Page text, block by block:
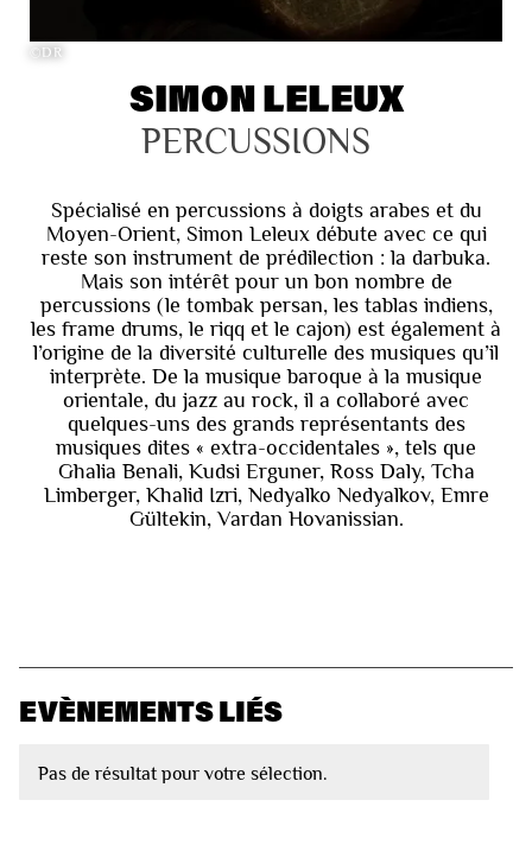
©DR
SIMON LELEUX
PERCUSSIONS
Spécialisé en percussions à doigts arabes et du
Moyen-Orient, Simon Leleux débute avec ce qui
reste son instrument de prédilection : la darbuka.
Mais son intérêt pour un bon nombre de
percussions (le tombak persan, les tablas indiens,
les frame drums, le riqq et le cajon) est également à
l’origine de la diversité culturelle des musiques qu’il
interprète. De la musique baroque à la musique
orientale, du jazz au rock, il a collaboré avec
quelques-uns des grands représentants des
musiques dites « extra-occidentales », tels que
Ghalia Benali, Kudsi Erguner, Ross Daly, Tcha
Limberger, Khalid Izri, Nedyalko Nedyalkov, Emre
Gültekin, Vardan Hovanissian.
EVÈNEMENTS LIÉS
Pas de résultat pour votre sélection.